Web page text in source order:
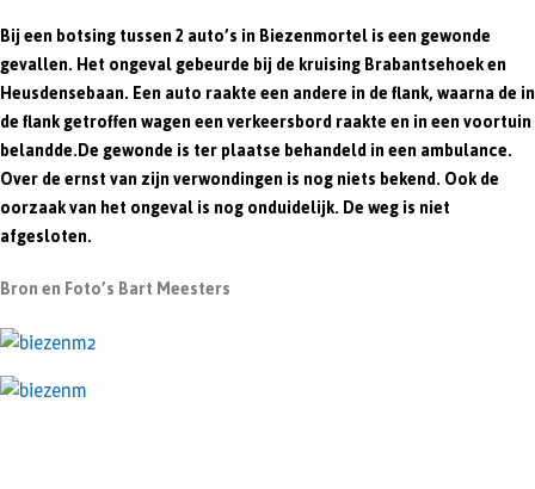
t
n
t
Bij een botsing tussen 2 auto’s in Biezenmortel is een gewonde
gevallen. Het ongeval gebeurde bij de kruising Brabantsehoek en
Heusdensebaan. Een auto raakte een andere in de flank, waarna de in
de flank getroffen wagen een verkeersbord raakte en in een voortuin
belandde.De gewonde is ter plaatse behandeld in een ambulance.
Over de ernst van zijn verwondingen is nog niets bekend. Ook de
oorzaak van het ongeval is nog onduidelijk. De weg is niet
afgesloten.
Bron en Foto’s Bart Meesters